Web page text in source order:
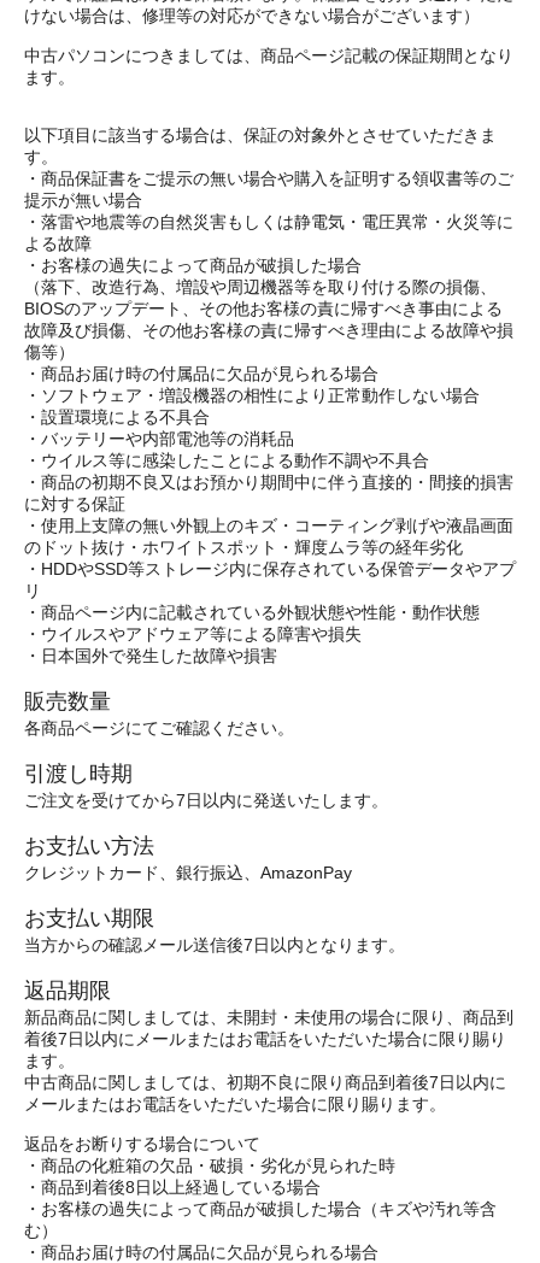
けない場合は、修理等の対応ができない場合がございます）
中古パソコンにつきましては、商品ページ記載の保証期間となり
ます。
以下項目に該当する場合は、保証の対象外とさせていただきま
す。
・商品保証書をご提示の無い場合や購入を証明する領収書等のご
提示が無い場合
・落雷や地震等の自然災害もしくは静電気・電圧異常・火災等に
よる故障
・お客様の過失によって商品が破損した場合
（落下、改造行為、増設や周辺機器等を取り付ける際の損傷、
BIOSのアップデート、その他お客様の責に帰すべき事由による
故障及び損傷、その他お客様の責に帰すべき理由による故障や損
傷等）
・商品お届け時の付属品に欠品が見られる場合
・ソフトウェア・増設機器の相性により正常動作しない場合
・設置環境による不具合
・バッテリーや内部電池等の消耗品
・ウイルス等に感染したことによる動作不調や不具合
・商品の初期不良又はお預かり期間中に伴う直接的・間接的損害
に対する保証
・使用上支障の無い外観上のキズ・コーティング剥げや液晶画面
のドット抜け・ホワイトスポット・輝度ムラ等の経年劣化
・HDDやSSD等ストレージ内に保存されている保管データやアプ
リ
・商品ページ内に記載されている外観状態や性能・動作状態
・ウイルスやアドウェア等による障害や損失
・日本国外で発生した故障や損害
販売数量
各商品ページにてご確認ください。
引渡し時期
ご注文を受けてから7日以内に発送いたします。
お支払い方法
クレジットカード、銀行振込、AmazonPay
お支払い期限
当方からの確認メール送信後7日以内となります。
返品期限
新品商品に関しましては、未開封・未使用の場合に限り、商品到
着後7日以内にメールまたはお電話をいただいた場合に限り賜り
ます。
中古商品に関しましては、初期不良に限り商品到着後7日以内に
メールまたはお電話をいただいた場合に限り賜ります。
返品をお断りする場合について
・商品の化粧箱の欠品・破損・劣化が見られた時
・商品到着後8日以上経過している場合
・お客様の過失によって商品が破損した場合（キズや汚れ等含
む）
・商品お届け時の付属品に欠品が見られる場合